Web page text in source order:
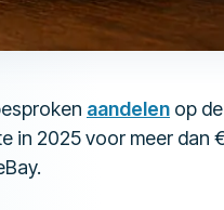
aandelen op
in 2025 voor meer dan